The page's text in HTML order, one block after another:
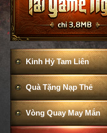
Kinh Hỷ Tam Liên
Quà Tặng Nạp Thẻ
Vòng Quay May Mắn